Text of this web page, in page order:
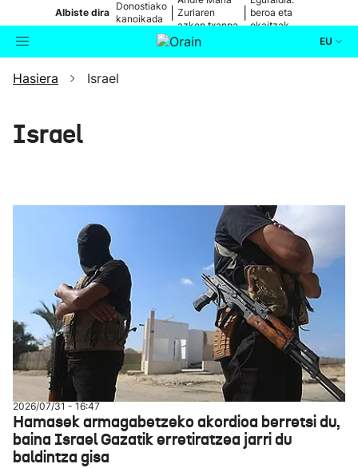
Albiste dira
Donostiako
kanoikada
Zuriaren
azken txanpa
beroa eta
ekaitzak
EU
Bilatzailea
Ikusmiran
Eguraldia
Hasiera Israel
Israel
2026/07/31 - 16:47
Hamasek armagabetzeko akordioa berretsi du,
baina Israel Gazatik erretiratzea jarri du
baldintza gisa